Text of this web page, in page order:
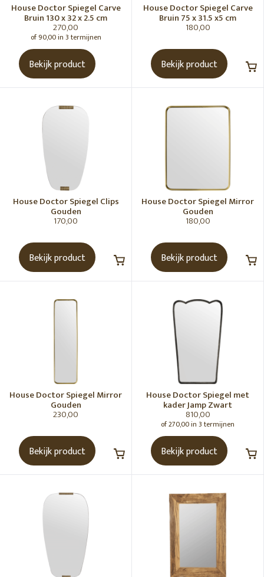
Alle merken
House Doctor
RUIMTE
MATERIAAL
WOONSTIJL
KLEURENPALET
PRIJS
House Doctor Spiegel Carve
Bruin 130 x 32 x 2.5 cm
270,00
of 90,00 in 3 termijnen
Bekijk product
House Doctor Spiegel Carve
Bruin 75 x 31.5 x5 cm
180,00
Bekijk product
House Doctor Spiegel Clips
Gouden
170,00
Bekijk product
House Doctor Spiegel Mirror
Gouden
180,00
Bekijk product
House Doctor Spiegel Mirror
Gouden
230,00
Bekijk product
House Doctor Spiegel met
kader Jamp Zwart
810,00
of 270,00 in 3 termijnen
Bekijk product